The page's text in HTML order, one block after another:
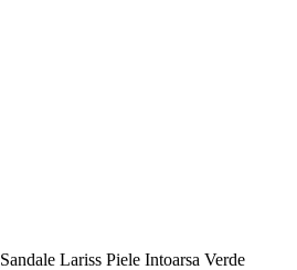
Sandale Lariss Piele Intoarsa Verde